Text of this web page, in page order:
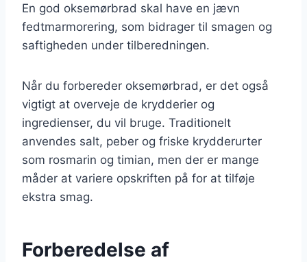
En god oksemørbrad skal have en jævn
fedtmarmorering, som bidrager til smagen og
saftigheden under tilberedningen.
Når du forbereder oksemørbrad, er det også
vigtigt at overveje de krydderier og
ingredienser, du vil bruge. Traditionelt
anvendes salt, peber og friske krydderurter
som rosmarin og timian, men der er mange
måder at variere opskriften på for at tilføje
ekstra smag.
Forberedelse af